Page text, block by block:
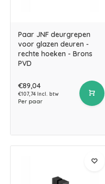
Paar JNF deurgrepen
voor glazen deuren -
rechte hoeken - Brons
PVD
€89,04
€107,74 Incl. btw
Per paar